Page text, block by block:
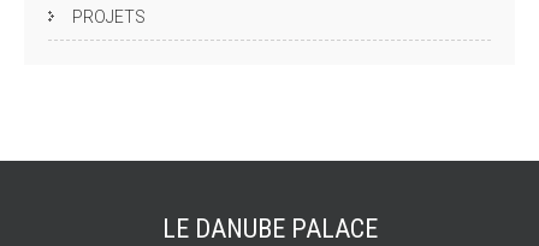
PROJETS
LE DANUBE PALACE